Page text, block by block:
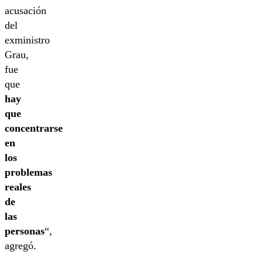
acusación
del
exministro
Grau,
fue
que
hay
que
concentrarse
en
los
problemas
reales
de
las
personas“,
agregó.